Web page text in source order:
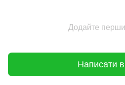
Додайте
Написати